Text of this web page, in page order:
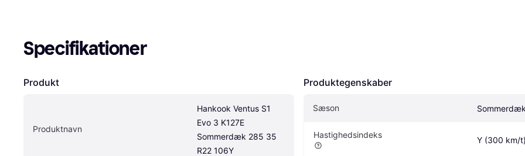
Specifikationer
Produkt
Produktnavn
Hankook Ventus S1
Evo 3 K127E
Sommerdæk 285 35
R22 106Y
Produktegenskaber
Sæson
Hastighedsindeks
Y (300 km/